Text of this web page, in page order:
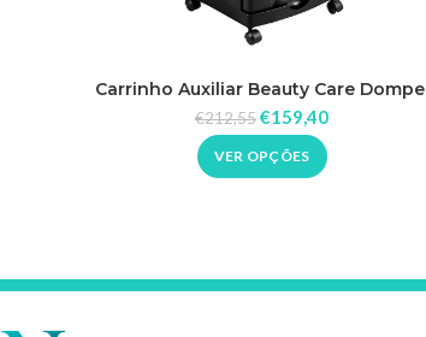
Carrinho Auxiliar Beauty Care Dompel
€212,55€159,40
VER OPÇÕES